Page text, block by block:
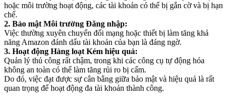
hoặc môi trường hoạt động, các tài khoản có thể bị gắn cờ và bị hạn
chế.
2. Bảo mật Môi trường Đăng nhập:
Việc thường xuyên chuyển đổi mạng hoặc thiết bị làm tăng khả
năng Amazon đánh dấu tài khoản của bạn là đáng ngờ.
3. Hoạt động Hàng loạt Kém hiệu quả:
Quản lý thủ công rất chậm, trong khi các công cụ tự động hóa
không an toàn có thể làm tăng rủi ro bị cấm.
Do đó, việc đạt được sự cân bằng giữa bảo mật và hiệu quả là rất
quan trọng để hoạt động đa tài khoản thành công.